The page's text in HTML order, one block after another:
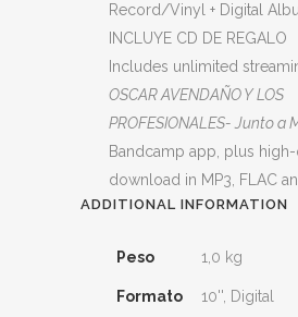
Record/Vinyl + Digital
INCLUYE CD DE REGALO
Includes unlimited
OSCAR AVENDAÑO Y LOS
PROFESIONALES- Junto a
Bandcamp app, plus
download in MP3, FLAC
ADDITIONAL INFORMATION
Peso 1,0 kg
Formato 10'', Digital